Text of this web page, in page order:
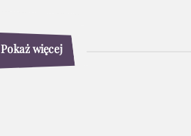
Pokaż więcej